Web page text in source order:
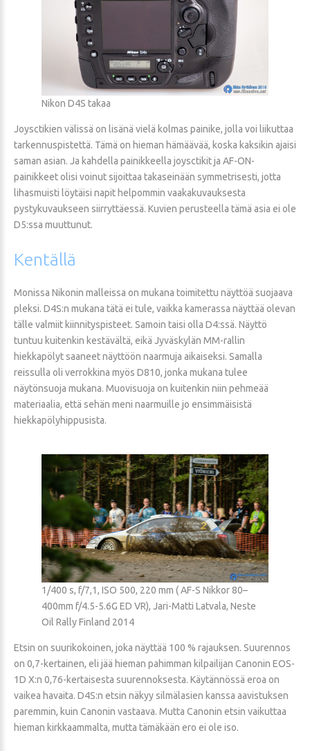
Nikon D4S takaa
Joysctikien välissä on lisänä vielä kolmas painike, jolla voi liikuttaa
tarkennuspistettä. Tämä on hieman hämäävää, koska kaksikin ajaisi
saman asian. Ja kahdella painikkeella joysctikit ja AF-ON-
painikkeet olisi voinut sijoittaa takaseinään symmetrisesti, jotta
lihasmuisti löytäisi napit helpommin vaakakuvauksesta
pystykuvaukseen siirryttäessä. Kuvien perusteella tämä asia ei ole
D5:ssa muuttunut.
Kentällä
Monissa Nikonin malleissa on mukana toimitettu näyttöä suojaava
pleksi. D4S:n mukana tätä ei tule, vaikka kamerassa näyttää olevan
tälle valmiit kiinnityspisteet. Samoin taisi olla D4:ssä. Näyttö
tuntuu kuitenkin kestävältä, eikä Jyväskylän MM-rallin
hiekkapölyt saaneet näyttöön naarmuja aikaiseksi. Samalla
reissulla oli verrokkina myös D810, jonka mukana tulee
näytönsuoja mukana. Muovisuoja on kuitenkin niin pehmeää
materiaalia, että sehän meni naarmuille jo ensimmäisistä
hiekkapölyhippusista.
1/400 s, f/7,1, ISO 500, 220 mm ( AF-S Nikkor 80–
400mm f/4.5-5.6G ED VR), Jari-Matti Latvala, Neste
Oil Rally Finland 2014
Etsin on suurikokoinen, joka näyttää 100 % rajauksen. Suurennos
on 0,7-kertainen, eli jää hieman pahimman kilpailijan Canonin EOS-
1D X:n 0,76-kertaisesta suurennoksesta. Käytännössä eroa on
vaikea havaita. D4S:n etsin näkyy silmälasien kanssa aavistuksen
paremmin, kuin Canonin vastaava. Mutta Canonin etsin vaikuttaa
hieman kirkkaammalta, mutta tämäkään ero ei ole iso.